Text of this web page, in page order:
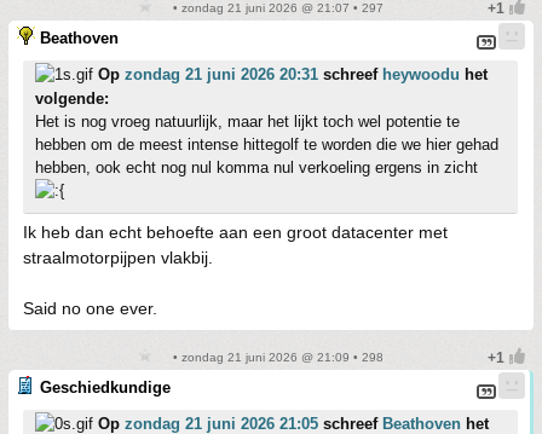
• zondag 21 juni 2026 @ 21:07 • 297
Beathoven
Op zondag 21 juni 2026 20:31 schreef heywoodu het
volgende:
Het is nog vroeg natuurlijk, maar het lijkt toch wel potentie te
hebben om de meest intense hittegolf te worden die we hier gehad
hebben, ook echt nog nul komma nul verkoeling ergens in zicht
Ik heb dan echt behoefte aan een groot datacenter met
straalmotorpijpen vlakbij.
Said no one ever.
• zondag 21 juni 2026 @ 21:09 • 298
Geschiedkundige
Op zondag 21 juni 2026 21:05 schreef Beathoven het